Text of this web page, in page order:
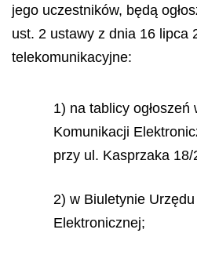
jego uczestników, będą
ust. 2 ustawy z dnia 16 lipca
telekomunikacyjne:
1) na tablicy
Komunikacji
przy ul. Kasprzaka 18/
2) w Biuletynie
Elektronicznej;